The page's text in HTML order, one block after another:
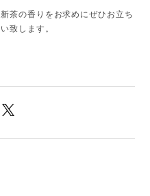
茶の香りをお求めにぜひお立ち
致します。